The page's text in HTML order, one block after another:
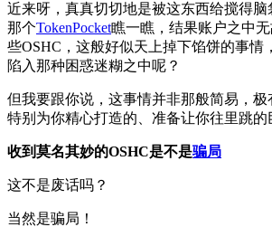
近来呀，真真切切地是被这东西给搅得
那个TokenPocket瞧一瞧，结果账户之中
些OSHC，这般好似天上掉下馅饼的事情
陷入那种困惑迷糊之中呢？
但我要跟你说，这事情并非那般简易，
特别为你精心打造的、准备让你往里跳的
收到莫名其妙的OSHC是不是骗局
这不是废话吗？
当然是骗局！